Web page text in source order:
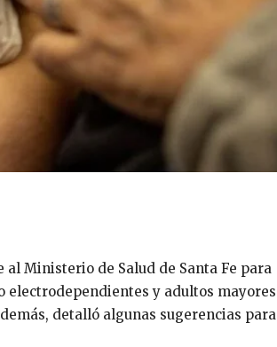
Ministerio de Salud de Santa Fe para
electrodependientes y adultos mayores
detalló algunas sugerencias para